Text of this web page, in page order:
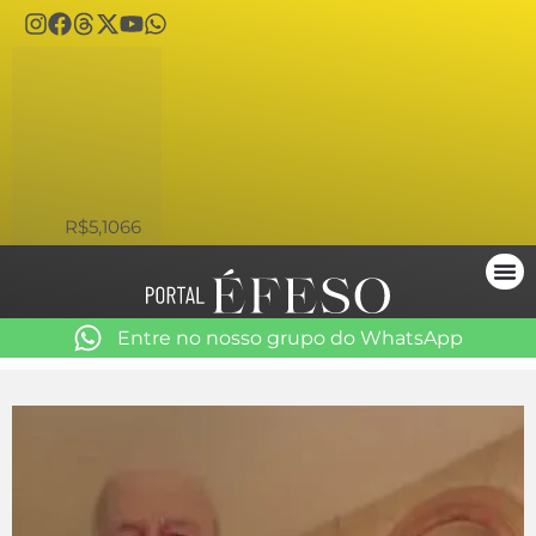
R$5,1066
Entre no nosso grupo do WhatsApp